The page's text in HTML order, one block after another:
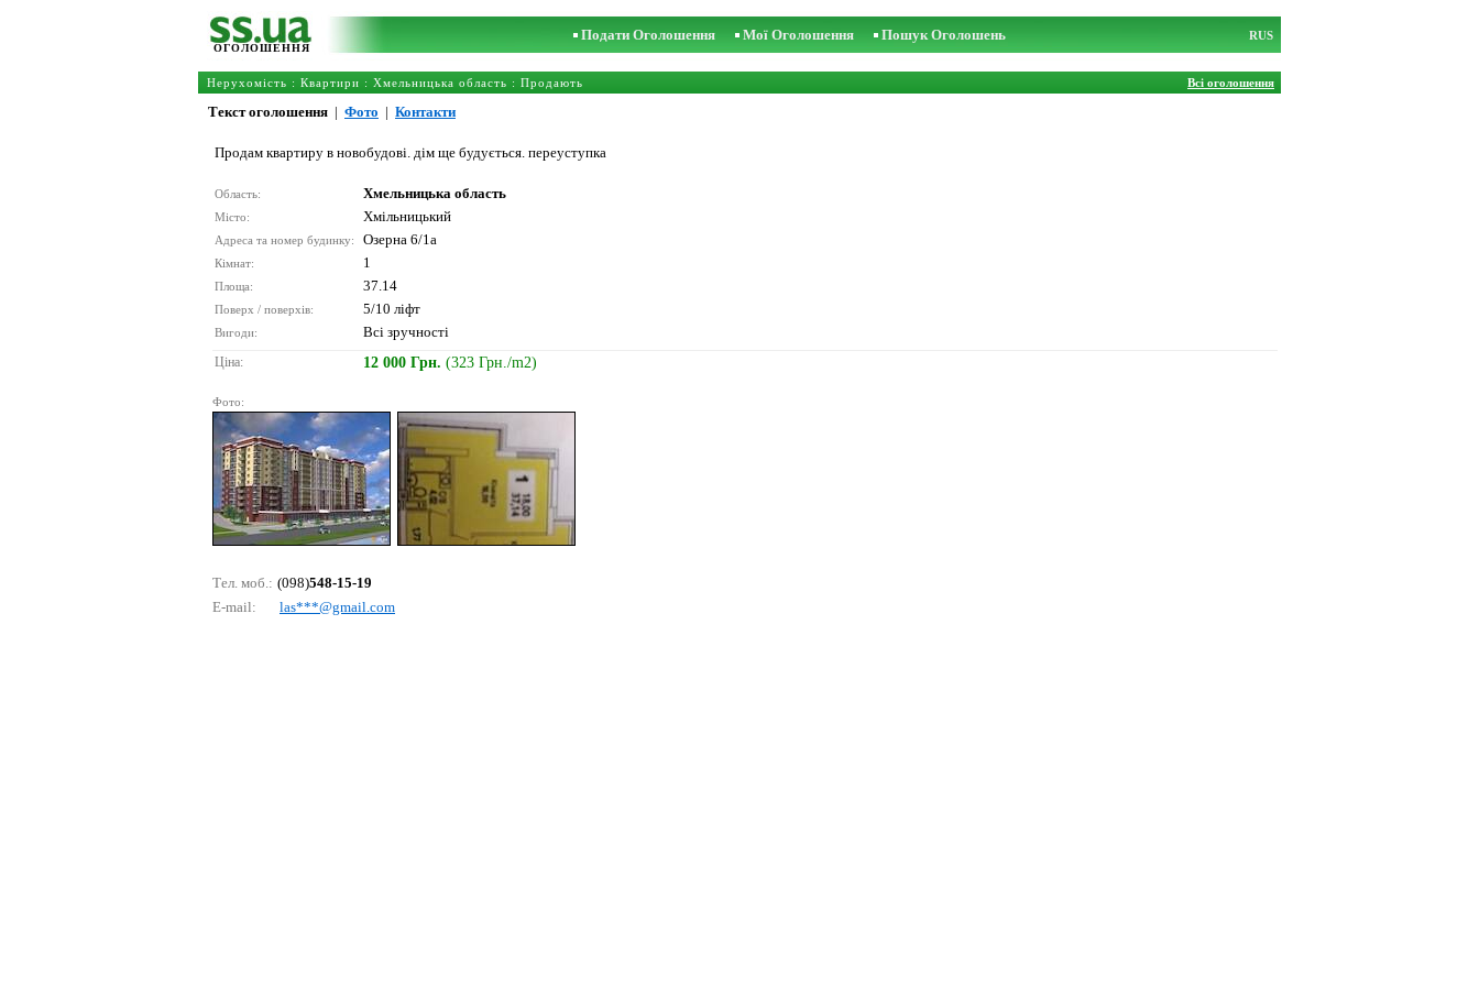
ОГОЛОШЕННЯ
Подати Оголошення Мої Оголошення Пошук Оголошень RUS
Нерухомість : Квартири : Хмельницька область : Продають Всі оголошення
Текст оголошення | Фото | Контакти
Продам квартиру в новобудові. дім ще будується. переуступка
Область: Хмельницька область
Місто: Хмільницький
Адреса та номер будинку: Озерна 6/1а
Кімнат: 1
Площа: 37.14
Поверх / поверхів: 5/10 ліфт
Вигоди: Всі зручності
Ціна: 12 000 Грн. (323 Грн./m2)
Фото:
Тел. моб.: (098)548-15-19
E-mail:
lаs***@gmаil.соm